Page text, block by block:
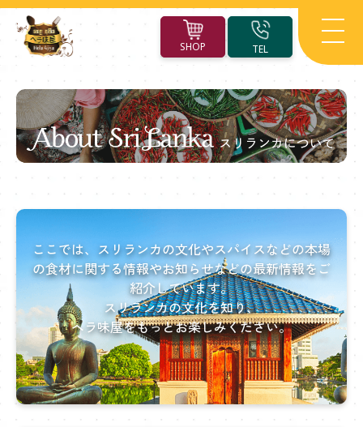
SHOP TEL
About
Sri
Lanka
ス
リ
ラ
ン
カ
に
ここでは、スリランカの文化やスパイスなどの本場
の食材に関する情報やお知らせなどの最新情報をご
紹介しています。
スリランカの文化を知り、
ヘラ味屋をもっとお楽しみください。